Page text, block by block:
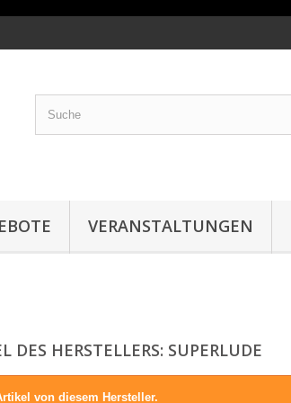
VERANSTALTUNGEN
DES HERSTELLERS: SUPERLUDE
von diesem Hersteller.